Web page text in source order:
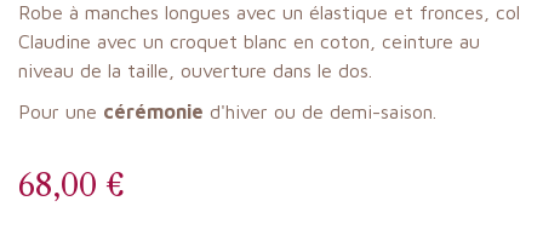
Robe à manches longues avec un élastique et fronces, col
Claudine avec un croquet blanc en coton, ceinture au
niveau de la taille, ouverture dans le dos.
Pour une cérémonie d'hiver ou de demi-saison.
68,00 €